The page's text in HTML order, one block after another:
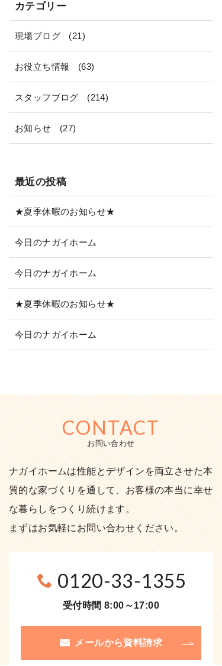
カテゴリー
現場ブログ (21)
お役立ち情報 (63)
スタッフブログ (214)
お知らせ (27)
最近の投稿
★夏季休暇のお知らせ★
今日のナガイホーム
今日のナガイホーム
★夏季休暇のお知らせ★
今日のナガイホーム
CONTACT
お問い合わせ
ナガイホームは性能とデザインを両立させた本
質的な家づくりを通して、お客様の本当に幸せ
な暮らしをつくり続けます。
まずはお気軽にお問い合わせください。
0120-33-1355
受付時間 8:00～17:00
メールから資料請求